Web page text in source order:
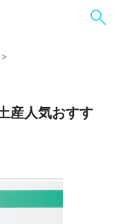
>
産人気おすす